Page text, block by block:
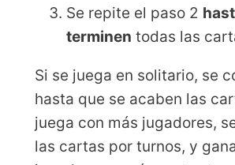
Se repite el paso 2
terminen todas las
Si se juega en solitario, se
hasta que se acaben las
juega con más jugadores,
las cartas por turnos, y